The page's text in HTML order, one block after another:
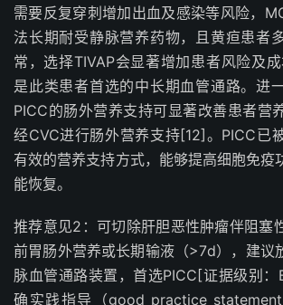
需要反复穿刺增加出血及感染等风险，
法长期耐受静脉营养药物，且黄疸患者
常，选择TIVAP会显著增加患者风险及成
是此类患者首选的中长期血管通路。进
PICC的肠外营养支持可显著改善患者营
经CVC进行肠外营养支持[12] 。 PICC已
有效的营养支持方式，能够提高细胞免疫
能恢复。
推荐意见2 ：可切除肝胆恶性肿瘤伴阻塞
前胃肠外营养或长期输液（>7d），建议
脉血管通路装置，首选PICC[证据级别：
确实践指导
（good practice statement